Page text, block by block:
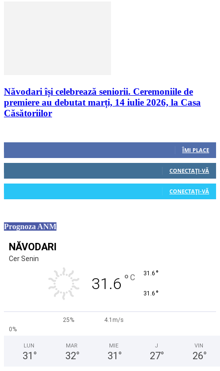
Năvodari își celebrează seniorii. Ceremoniile de
premiere au debutat marți, 14 iulie 2026, la Casa
Căsătoriilor
ÎMI PLACE
CONECTAȚI-VĂ
CONECTAȚI-VĂ
Prognoza ANM
NĂVODARI
Cer Senin
31.6 ° C 31.6 °
31.6 °
25%
4.1m/s
0%
LUN
31 °
MAR
32°
MIE
31 °
J
27°
VIN
26°